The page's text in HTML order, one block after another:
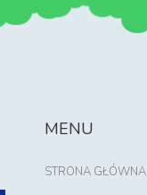
MENU
STRONA GŁÓWNA